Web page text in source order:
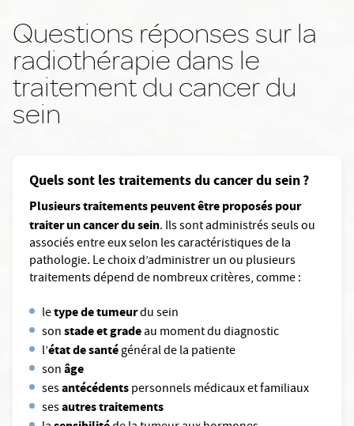
Questions réponses sur la
radiothérapie dans le
traitement du cancer du
sein
Quels sont les traitements du cancer du sein ?
Plusieurs traitements peuvent être proposés pour
traiter un cancer du sein. Ils sont administrés seuls ou
associés entre eux selon les caractéristiques de la
pathologie. Le choix d’administrer un ou plusieurs
traitements dépend de nombreux critères, comme :
letype de tumeurdu sein
sonstade et gradeau moment du diagnostic
l’état de santégénéral de la patiente
sonâge
sesantécédentspersonnels médicaux et familiaux
sesautres traitements